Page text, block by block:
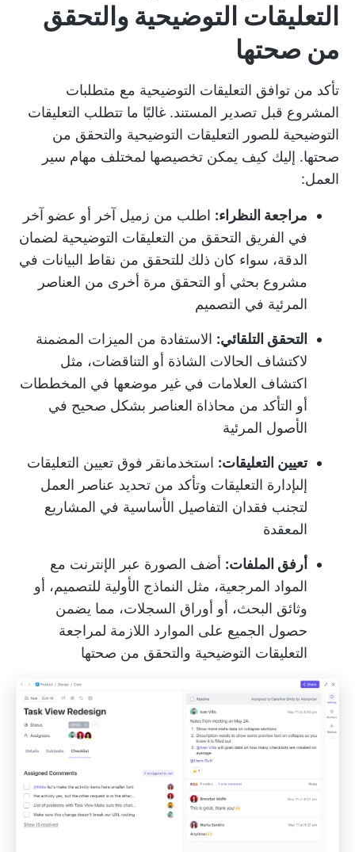
التعليقات التوضيحية والتحقق
من صحتها
تأكد من توافق التعليقات التوضيحية مع متطلبات
المشروع قبل تصدير المستند. غالبًا ما تتطلب التعليقات
التوضيحية للصور التعليقات التوضيحية والتحقق من
صحتها. إليك كيف يمكن تخصيصها لمختلف مهام سير
العمل:
مراجعة النظراء: اطلب من زميل آخر أو عضو آخر
في الفريق التحقق من التعليقات التوضيحية لضمان
الدقة، سواء كان ذلك للتحقق من نقاط البيانات في
مشروع بحثي أو التحقق مرة أخرى من العناصر
المرئية في التصميم
التحقق التلقائي: الاستفادة من الميزات المضمنة
لاكتشاف الحالات الشاذة أو التناقضات، مثل
اكتشاف العلامات في غير موضعها في المخططات
أو التأكد من محاذاة العناصر بشكل صحيح في
الأصول المرئية
تعيين التعليقات: استخدمانقر فوق تعيين التعليقات
إلىإدارة التعليقات وتأكد من تحديد عناصر العمل
لتجنب فقدان التفاصيل الأساسية في المشاريع
المعقدة
أرفق الملفات: أضف الصورة عبر الإنترنت مع
المواد المرجعية، مثل النماذج الأولية للتصميم، أو
وثائق البحث، أو أوراق السجلات، مما يضمن
حصول الجميع على الموارد اللازمة لمراجعة
التعليقات التوضيحية والتحقق من صحتها